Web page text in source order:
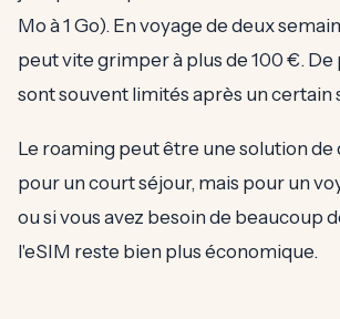
Mo à 1 Go). En voyage de deux
peut vite grimper à plus de 100 €. De
sont souvent limités après un certain
Le roaming peut être une solution de
pour un court séjour, mais pour un
ou si vous avez besoin de beaucoup
l'eSIM reste bien plus économique.